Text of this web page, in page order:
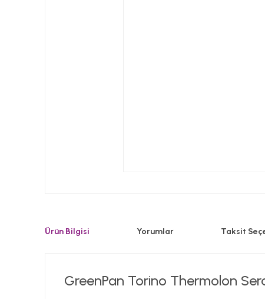
Ürün Bilgisi Yorumlar Taksit
GreenPan Torino Thermolon